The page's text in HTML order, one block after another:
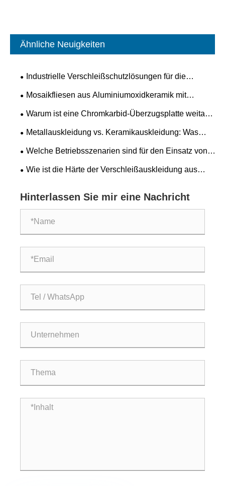
Ähnliche Neuigkeiten
Industrielle Verschleißschutzlösungen für die
Bergbau- und Zementindustrie
Mosaikfliesen aus Aluminiumoxidkeramik mit
erhöhtem Muster – eine praktische Verschleißlösung
Warum ist eine Chromkarbid-Überzugsplatte weitaus
verschleißfester als gewöhnlicher Stahl?
Metallauskleidung vs. Keramikauskleidung: Was
bietet eine längere Lebensdauer in Umgebungen mit
Welche Betriebsszenarien sind für den Einsatz von
verschleißfesten Keramikverbundrohren nicht
Wie ist die Härte der Verschleißauskleidung aus
Hinterlassen Sie mir eine Nachricht